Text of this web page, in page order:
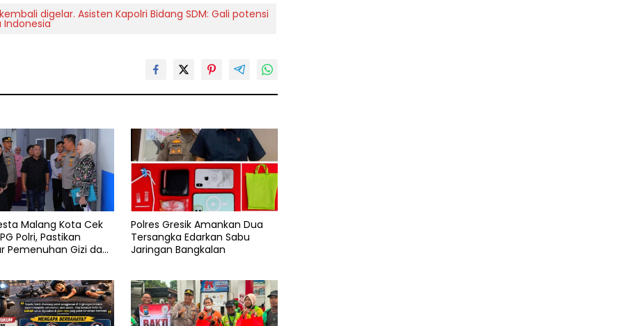
digelar. Asisten Kapolri Bidang SDM: Gali potensi
Indonesia
Malang Kota Cek
Polri, Pastikan
Pemenuhan Gizi dan
Polres Gresik Amankan Dua
Tersangka Edarkan Sabu
Jaringan Bangkalan